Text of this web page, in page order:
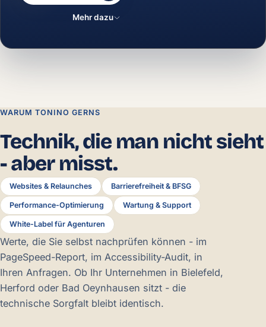
Mehr dazu
WARUM TONINO GERNS
Technik, die man nicht sieht
- aber misst.
Websites & Relaunches Barrierefreiheit & BFSG
Performance-Optimierung Wartung & Support
White-Label für Agenturen
Werte, die Sie selbst nachprüfen können - im
PageSpeed-Report, im Accessibility-Audit, in
Ihren Anfragen. Ob Ihr Unternehmen in Bielefeld,
Herford oder Bad Oeynhausen sitzt - die
technische Sorgfalt bleibt identisch.